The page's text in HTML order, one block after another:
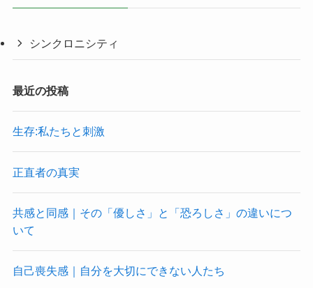
シンクロニシティ
最近の投稿
生存:私たちと刺激
正直者の真実
共感と同感｜その「優しさ」と「恐ろしさ」の違いにつ
いて
自己喪失感｜自分を大切にできない人たち